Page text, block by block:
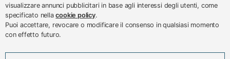
ARTSER SRL - Viale Milano, 5 - Varese -
P.IVA 01878290129
Tel. 0332 256111 - Fax 0332 256200 -
VA-213777
visualizzare annunci pubblicitari in base agli interessi degli utenti, come
specificato nellacookie policy.
Puoi accettare, revocare o modificare il consenso in qualsiasi momento
con effetto futuro.